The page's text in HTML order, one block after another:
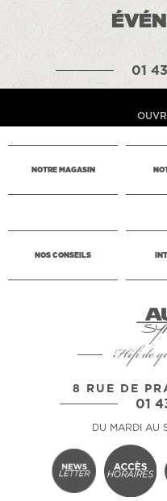
01
NOTRE MAGASIN
NOS CONSEILS
Hifi de
8 RUE DE
01
DU MARDI AU